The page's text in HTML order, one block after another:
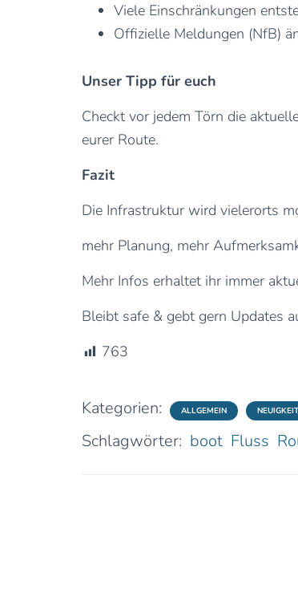
Viele Einschränkungen
Offizielle Meldungen (NfB)
Unser Tipp für euch
Checkt vor jedem Törn die
eurer Route.
Fazit
Die Infrastruktur wird vielerorts
mehr Planung, mehr
Mehr Infos erhaltet ihr immer
Bleibt safe & gebt gern Updates
763
Kategorien: ALLGEMEIN
Schlagwörter: boot Fluss